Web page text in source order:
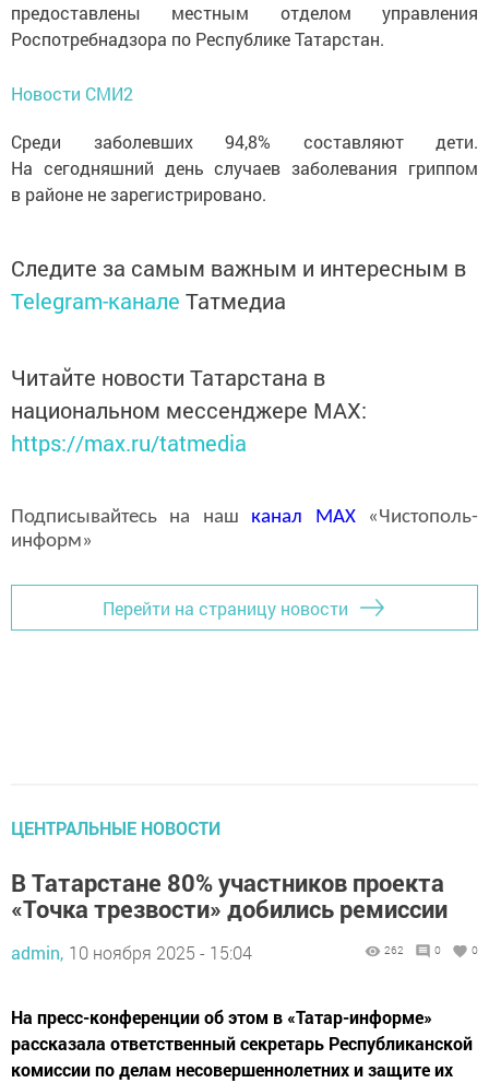
предоставлены местным отделом управления
Роспотребнадзора по Республике Татарстан.
Новости СМИ2
Среди заболевших 94,8% составляют дети.
На сегодняшний день случаев заболевания гриппом
в районе не зарегистрировано.
Следите за самым важным и интересным в
Telegram-канале Татмедиа
Читайте новости Татарстана в
национальном мессенджере MАХ:
https://max.ru/tatmedia
Подписывайтесь на наш канал MAX«Чистополь-
информ»
Перейти на страницу новости
ЦЕНТРАЛЬНЫЕ НОВОСТИ
В Татарстане 80% участников проекта
«Точка трезвости» добились ремиссии
admin, 10 ноября 2025 - 15:04 262 0 0
На пресс-конференции об этом в «Татар-информе»
рассказала ответственный секретарь Республиканской
комиссии по делам несовершеннолетних и защите их